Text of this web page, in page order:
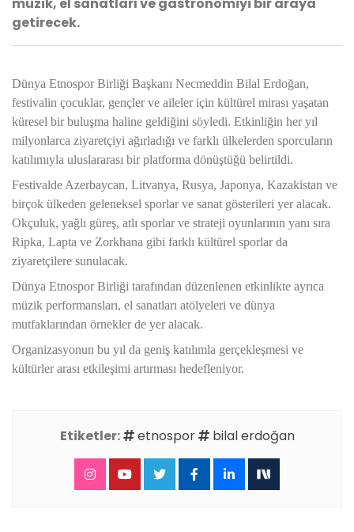
getirecek.
Dünya Etnospor Birliği Başkanı Necmeddin Bilal Erdoğan,
festivalin çocuklar, gençler ve aileler için kültürel mirası yaşatan
küresel bir buluşma haline geldiğini söyledi. Etkinliğin her yıl
milyonlarca ziyaretçiyi ağırladığı ve farklı ülkelerden sporcuların
katılımıyla uluslararası bir platforma dönüştüğü belirtildi.
Festivalde Azerbaycan, Litvanya, Rusya, Japonya, Kazakistan ve
birçok ülkeden geleneksel sporlar ve sanat gösterileri yer alacak.
Okçuluk, yağlı güreş, atlı sporlar ve strateji oyunlarının yanı sıra
Ripka, Lapta ve Zorkhana gibi farklı kültürel sporlar da
ziyaretçilere sunulacak.
Dünya Etnospor Birliği tarafından düzenlenen etkinlikte ayrıca
müzik performansları, el sanatları atölyeleri ve dünya
mutfaklarından örnekler de yer alacak.
Organizasyonun bu yıl da geniş katılımla gerçekleşmesi ve
kültürler arası etkileşimi artırması hedefleniyor.
Etiketler: etnospor bilal erdoğan